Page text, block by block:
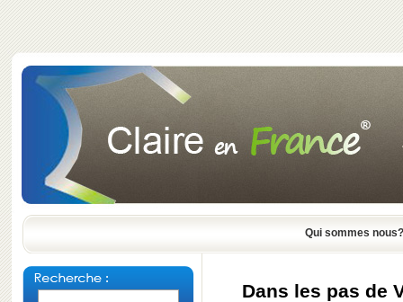
Qui sommes nous?
Dans les pas de